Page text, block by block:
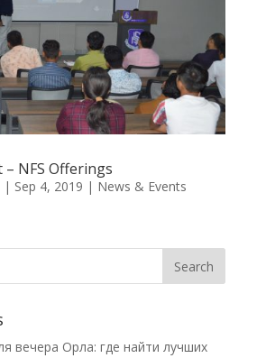
NFS Offerings
| Sep 4, 2019 | News & Events
вечера Орла: где найти лучших